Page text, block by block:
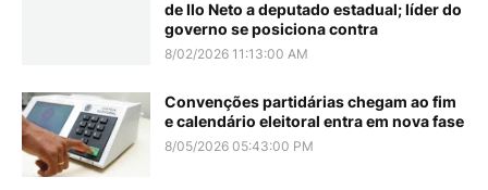
de Ilo Neto a deputado estadual; líder do
governo se posiciona contra
8/02/2026 11:13:00 AM
Convenções partidárias chegam ao fim
e calendário eleitoral entra em nova fase
8/05/2026 05:43:00 PM